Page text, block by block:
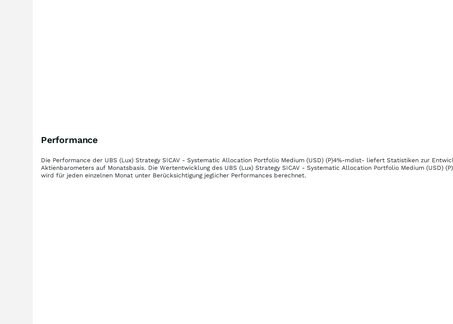
Performance
Die Performance der UBS (Lux) Strategy SICAV - Systematic Allocation Portfolio Medium (USD) (P)4%-mdist- liefert Statistiken zur
Aktienbarometers auf Monatsbasis. Die Wertentwicklung des UBS (Lux) Strategy SICAV - Systematic Allocation Portfolio Medium (USD)
wird für jeden einzelnen Monat unter Berücksichtigung jeglicher Performances berechnet.